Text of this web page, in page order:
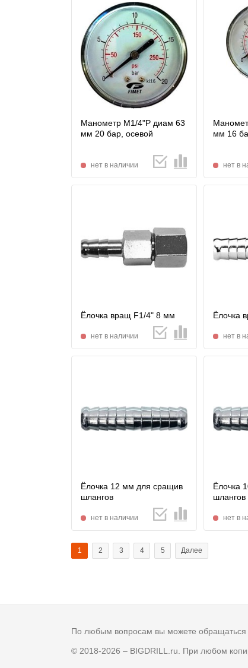
Манометр М1/4"P диам 63
мм 20 бар, осевой
нет в наличии
мм 16
нет в
Ёлочка вращ F1/4" 8 мм
нет в наличии
Ёлочка
нет в
Ёлочка 12 мм для сращив
шлангов
нет в наличии
Ёлочка
шлангов
нет в
1 2 3 4 5 Далее
По любым вопросам вы можете обращаться
© 2018-2026 – BIGDRILL.ru. При любом